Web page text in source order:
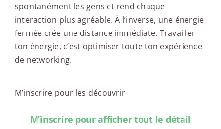
spontanément les gens et rend chaque
interaction plus agréable. À l’inverse, une énergie
fermée crée une distance immédiate. Travailler
ton énergie, c’est optimiser toute ton expérience
de networking.
M’inscrire pour les découvrir
M’inscrire pour afficher tout le détail